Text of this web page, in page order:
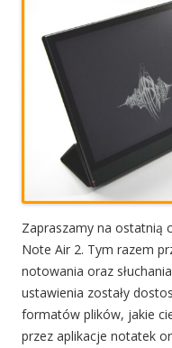
Zapraszamy na ostatnią
Note Air 2. Tym razem
notowania oraz
ustawienia zostały
formatów plików, jakie
przez aplikacje notatek